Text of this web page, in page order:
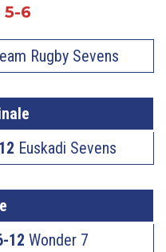
5-6
Rugby Sevens
Euskadi Sevens
12 Wonder 7